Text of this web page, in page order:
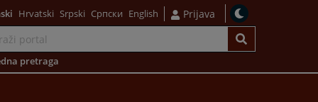
Hrvatski Srpski Српски English Prijava
pretraga